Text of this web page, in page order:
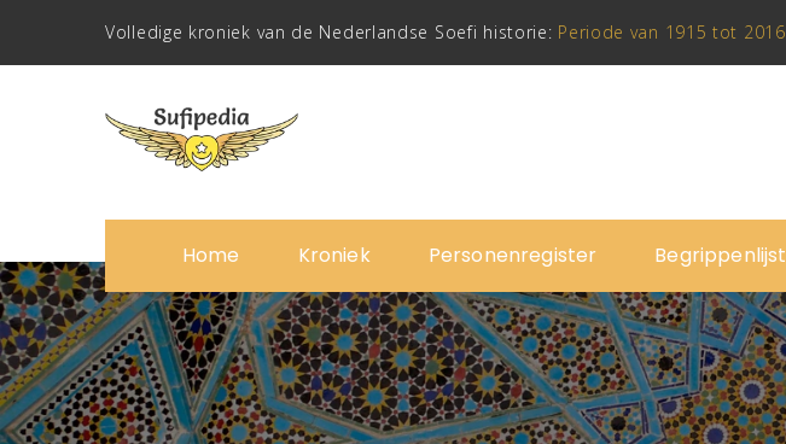
Volledige kroniek van de Nederlandse Soefi historie: Periode van 1915 tot 2016
Home Kroniek Personenregister Begrippenlijst